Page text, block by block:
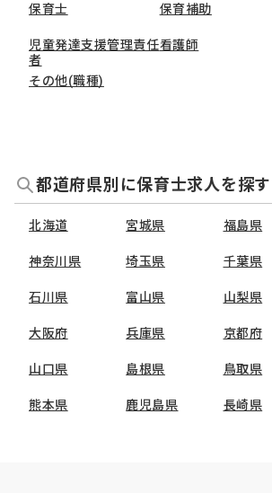
保育士 保育補助
児童発達支援管理責任
者
看護師
その他(職種)
都道府県別に保育士求人を探す
北海道 宮城県 福島県
神奈川県 埼玉県 千葉県
石川県 富山県 山梨県
大阪府 兵庫県 京都府
山口県 島根県 鳥取県
熊本県 鹿児島県 長崎県